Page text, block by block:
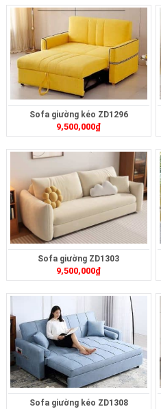
Sofa giường kéo ZD1296
9,500,000₫
Sofa giường ZD1303
9,500,000₫
Sofa giường kéo ZD1308